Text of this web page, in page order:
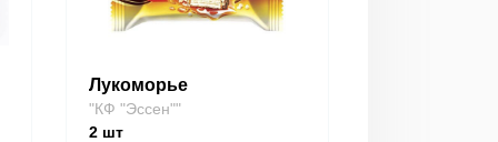
Лукоморье
"КФ "Эссен""
2шт